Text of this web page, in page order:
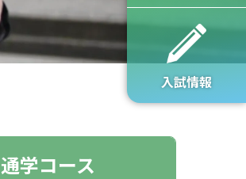
通学コース
入試情報